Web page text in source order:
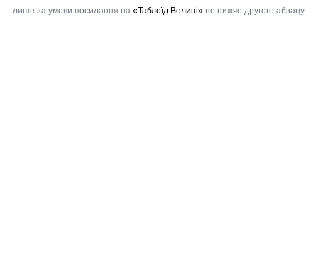
лише за умови посилання на «Таблоїд Волині»не нижче другого абзацу.